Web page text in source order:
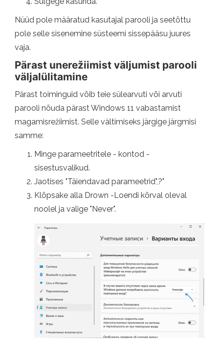
Nüüd pole määratud kasutajal parooli ja seetõttu
pole selle sisenemine süsteemi sissepääsu juures
vaja.
Pärast unerežiimist väljumist parooli
väljalülitamine
Pärast toiminguid võib teie sülearvuti või arvuti
parooli nõuda pärast Windows 11 vabastamist
magamisrežiimist. Selle vältimiseks järgige järgmisi
samme:
Minge parameetritele - kontod -
sisestusvalikud.
Jaotises "Täiendavad parameetrid",?"
Klõpsake alla Drown -Loendi kõrval oleval
noolel ja valige "Never".